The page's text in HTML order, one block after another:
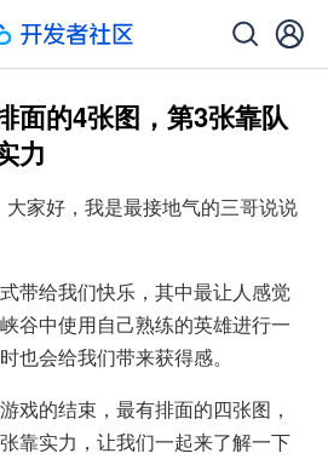
面的4张图，第3张靠队
力
家好，我是最接地气的三哥说说
带给我们快乐，其中最让人感觉
谷中使用自己熟练的英雄进行一
也会给我们带来获得感。
戏的结束，最有排面的四张图，
靠实力，让我们一起来了解一下